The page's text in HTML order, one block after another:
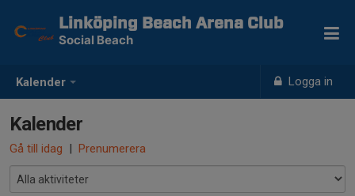
Kalender Logga in
Linköping Beach Arena Club
Social Beach
Kalender
Gå till idag | Prenumerera